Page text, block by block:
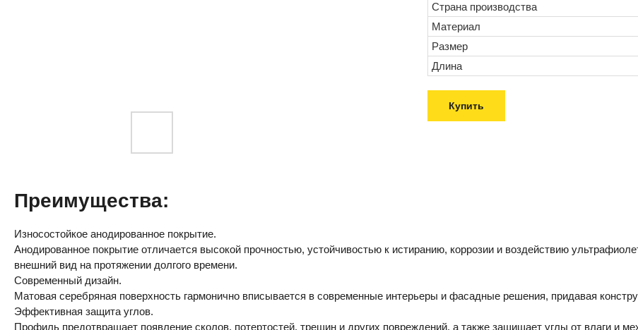
Страна производства
Материал
Размер
Длина
Купить
Преимущества:
Износостойкое анодированное покрытие.
Анодированное покрытие отличается высокой прочностью, устойчивостью к истиранию, коррозии и воздействию
внешний вид на протяжении долгого времени.
Современный дизайн.
Матовая серебряная поверхность гармонично вписывается в современные интерьеры и фасадные решения, придавая
Эффективная защита углов.
Профиль предотвращает появление сколов, потертостей, трещин и других повреждений, а также защищает углы от влаги и